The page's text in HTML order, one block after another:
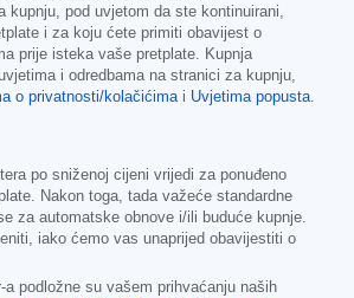
kupnju, pod uvjetom da ste kontinuirani,
i za koju ćete primiti obavijest o
prije isteka vaše pretplate. Kupnja
i odredbama na stranici za kupnju,
o privatnosti/kolačićima i Uvjetima popusta
po sniženoj cijeni vrijedi za ponuđeno
Nakon toga, tada važeće standardne
za automatske obnove i/ili buduće kupnje.
iako ćemo vas unaprijed obavijestiti o
podložne su vašem prihvaćanju naših